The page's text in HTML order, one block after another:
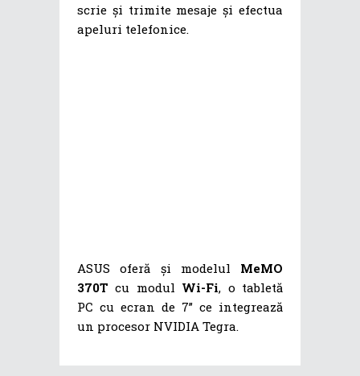
scrie și trimite mesaje și efectua
apeluri telefonice.
ASUS oferă și modelul MeMO
370T cu modul Wi-Fi, o tabletă
PC cu ecran de 7” ce integrează
un procesor NVIDIA Tegra.